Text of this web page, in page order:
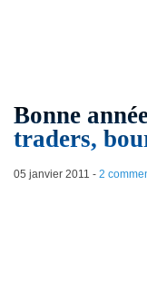
Bonne
traders,
05 janvier 2011 - 2